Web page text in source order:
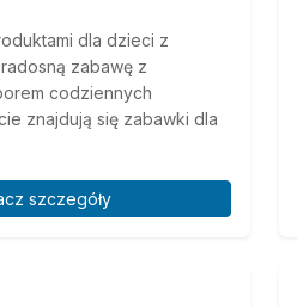
dla dzieci z
zabawę z
codziennych
znajdują się zabawki dla
szczegóły